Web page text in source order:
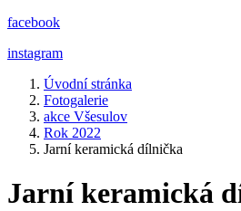
facebook
instagram
Úvodní stránka
Fotogalerie
akce Všesulov
Rok 2022
Jarní keramická dílnička
Jarní keramická